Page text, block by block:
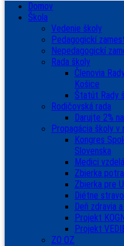
Domov
Škola
Vedenie školy
Pedagogickí
Nepedagogickí
Rada školy
Členovia
Košice
Štatút Rady
Rodičovská rada
Darujte 2%
Propagácia školy v
Kongres
Slovenska
Medici
Zbierka
Zbierka pre
Diétne
Deň zdravia
Projekt
Projekt
ZO OZ